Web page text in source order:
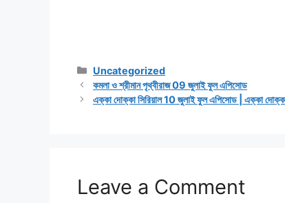
Categories
Uncategorized
কমলা ও শ্রীমান পৃথ্বীরাজ 09 জুলাই ফুল এপিসোড
এক্কা দোক্কা সিরিয়াল 10 জুলাই ফুল এপিসোড | এক্কা
Leave a Comment